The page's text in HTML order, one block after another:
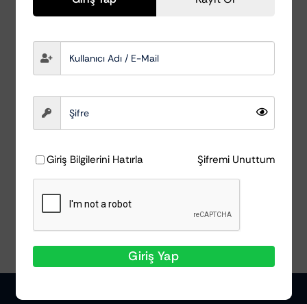
Insect & Dirt Remover
– Böcek ve Kir
Temizleyici 750 ml
Koch Chemie 867,94
Ayrıntılar
Giriş Bilgilerini Hatırla Şifremi Unuttum
Giriş Yap